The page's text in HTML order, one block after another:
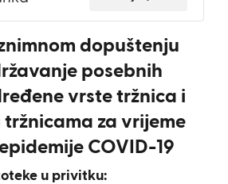
dopuštenju
posebnih
vrste tržnica i
za vrijeme
COVID-19
u privitku: